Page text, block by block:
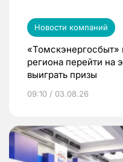
Новости компаний
«Томскэнергосбыт»
региона перейти на
выиграть призы
09:10 / 03.08.26